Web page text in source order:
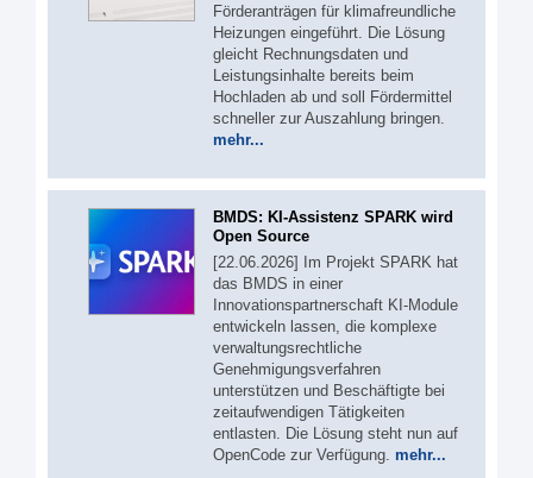
Förderanträgen für klimafreundliche
Heizungen eingeführt. Die Lösung
gleicht Rechnungsdaten und
Leistungsinhalte bereits beim
Hochladen ab und soll Fördermittel
schneller zur Auszahlung bringen.
mehr...
BMDS: KI-Assistenz SPARK wird
Open Source
[22.06.2026] Im Projekt SPARK hat
das BMDS in einer
Innovationspartnerschaft KI-Module
entwickeln lassen, die komplexe
verwaltungsrechtliche
Genehmigungsverfahren
unterstützen und Beschäftigte bei
zeitaufwendigen Tätigkeiten
entlasten. Die Lösung steht nun auf
OpenCode zur Verfügung. mehr...